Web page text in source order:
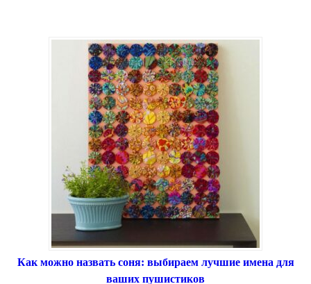
Как можно назвать соня: выбираем лучшие имена для
ваших пушистиков